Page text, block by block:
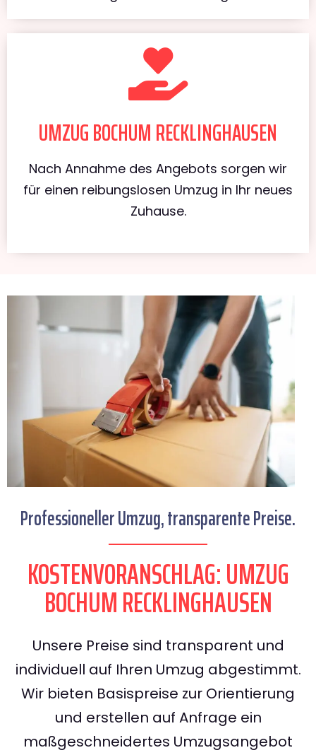
UMZUG BOCHUM RECKLINGHAUSEN
Nach Annahme des Angebots sorgen wir
für einen reibungslosen Umzug in Ihr neues
Zuhause.
Professioneller Umzug, transparente Preise.
KOSTENVORANSCHLAG: UMZUG
BOCHUM RECKLINGHAUSEN
Unsere Preise sind transparent und
individuell auf Ihren Umzug abgestimmt.
Wir bieten Basispreise zur Orientierung
und erstellen auf Anfrage ein
maßgeschneidertes Umzugsangebot